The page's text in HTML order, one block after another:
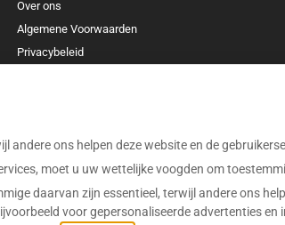
Over ons
Algemene Voorwaarden
Privacybeleid
Nederlands
andere ons helpen deze website en de
moet u uw wettelijke voogden om
daarvan zijn essentieel, terwijl andere ons
voor gepersonaliseerde advertenties